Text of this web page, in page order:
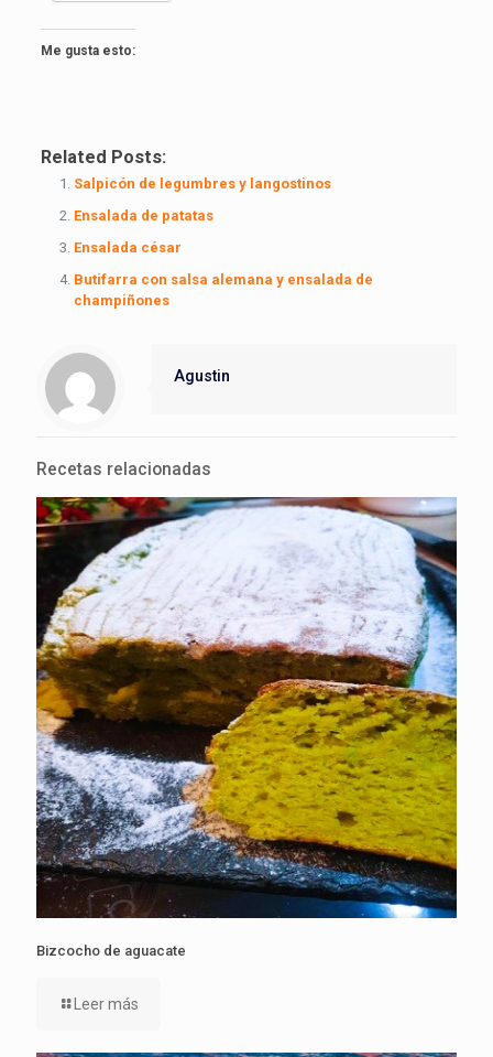
Me gusta esto:
Related Posts:
Salpicón de legumbres y langostinos
Ensalada de patatas
Ensalada césar
Butifarra con salsa alemana y ensalada de
champiñones
Agustin
Recetas relacionadas
Bizcocho de aguacate
Leer más